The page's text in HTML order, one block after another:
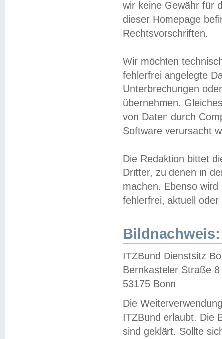
wir keine Gewähr für
dieser Homepage
Rechtsvorschriften.
Wir möchten
fehlerfrei angelegte
Unterbrechungen
übernehmen.
von Daten durch
Software verursacht
Die Redaktion bittet
Dritter, zu denen in
machen. Ebenso
fehlerfrei, aktuell oder
Bildnachweis:
ITZBund Dienstsitz
Bernkasteler Straße 8
53175 Bonn
Die
ITZBund erlaubt. Die
sind geklärt. Sollte